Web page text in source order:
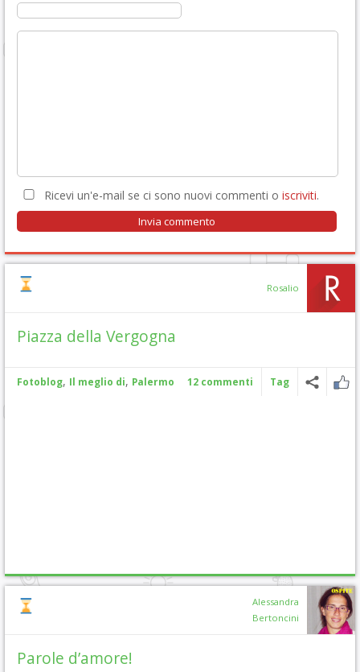
Ricevi un'e-mail se ci sono nuovi commenti o iscriviti.
Rosalio
Piazza della Vergogna
Fotoblog, Il meglio di, Palermo 12 commenti Tag
Alessandra
Bertoncini
Parole d’amore!